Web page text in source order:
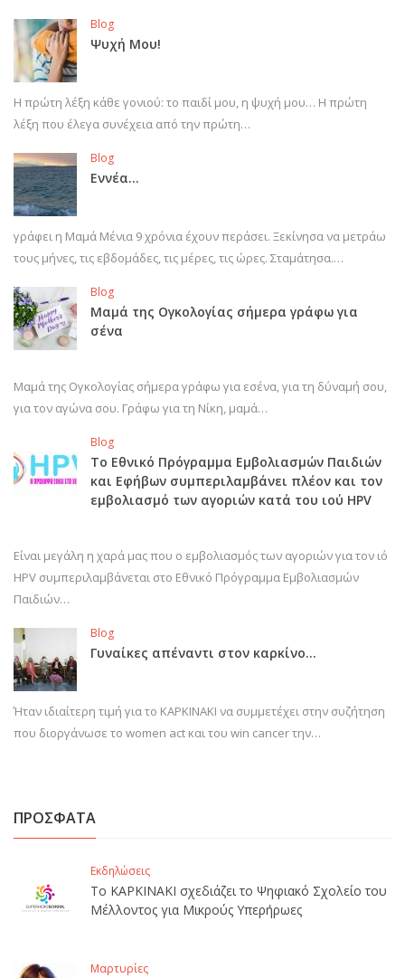
Blog
Ψυχή Μου!
Η πρώτη λέξη κάθε γονιού: το παιδί μου, η ψυχή μου… Η πρώτη
λέξη που έλεγα συνέχεια από την πρώτη…
Blog
Εννέα…
γράφει η Μαμά Μένια 9 χρόνια έχουν περάσει. Ξεκίνησα να μετράω
τους μήνες, τις εβδομάδες, τις μέρες, τις ώρες. Σταμάτησα.…
Blog
Μαμά της Ογκολογίας σήμερα γράφω για
σένα
Μαμά της Ογκολογίας σήμερα γράφω για εσένα, για τη δύναμή σου,
για τον αγώνα σου. Γράφω για τη Νίκη, μαμά…
Blog
Το Εθνικό Πρόγραμμα Εμβολιασμών Παιδιών
και Εφήβων συμπεριλαμβάνει πλέον και τον
εμβολιασμό των αγοριών κατά του ιού HPV
Είναι μεγάλη η χαρά μας που ο εμβολιασμός των αγοριών για τον ιό
HPV συμπεριλαμβάνεται στο Εθνικό Πρόγραμμα Εμβολιασμών
Παιδιών…
Blog
Γυναίκες απέναντι στον καρκίνο…
Ήταν ιδιαίτερη τιμή για το ΚΑΡΚΙΝΑΚΙ να συμμετέχει στην συζήτηση
που διοργάνωσε το women act και του win cancer την…
ΠΡΟΣΦΑΤΑ
Εκδηλώσεις
Το ΚΑΡΚΙΝΑΚΙ σχεδιάζει το Ψηφιακό Σχολείο του
Μέλλοντος για Μικρούς Υπερήρωες
Μαρτυρίες